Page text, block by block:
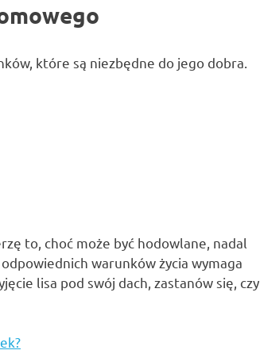
które są niezbędne do jego dobra.
to, choć może być hodowlane, nadal
warunków życia wymaga
lisa pod swój dach, zastanów się, czy